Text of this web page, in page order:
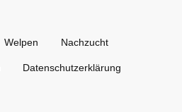
Welpen Nachzucht
Datenschutzerklärung